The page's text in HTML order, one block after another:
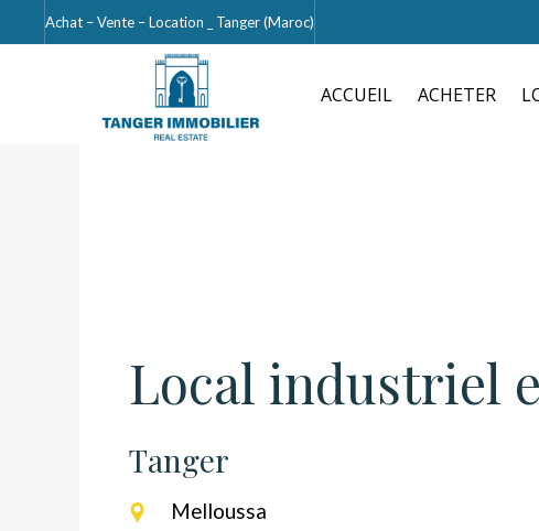
Achat – Vente – Location _ Tanger (Maroc)
ACCUEIL ACHETER
Local industriel
Tanger
Melloussa